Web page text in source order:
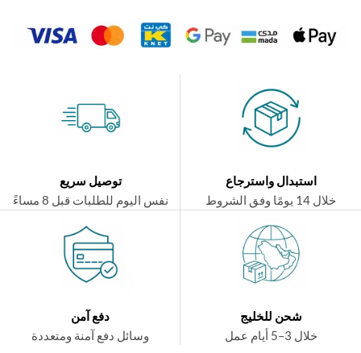
استبدال واسترجاع
توصيل سريع
نفس اليوم للطلبات قبل 8 مساءً
شحن للخليج
دفع آمن
وسائل دفع آمنة ومتعددة